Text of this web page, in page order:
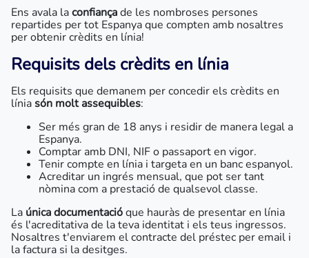
Ens avala laconfiançade les nombroses persones
repartides per tot Espanya que compten amb nosaltres
per obtenir crèdits en línia!
Requisits dels crèdits en línia
Els requisits que demanem per concedir els crèdits en
líniasón molt assequibles:
Ser més gran de 18 anys i residir de manera legal a
Espanya.
Comptar amb DNI, NIF o passaport en vigor.
Tenir compte en línia i targeta en un banc espanyol.
Acreditar un ingrés mensual, que pot ser tant
nòmina com a prestació de qualsevol classe.
La única documentacióque hauràs de presentar en línia
és l'acreditativa de la teva identitat i els teus ingressos.
Nosaltres t'enviarem el contracte del préstec per email i
la factura si la desitges.